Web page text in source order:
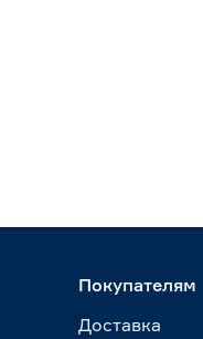
Покупателям
Доставка